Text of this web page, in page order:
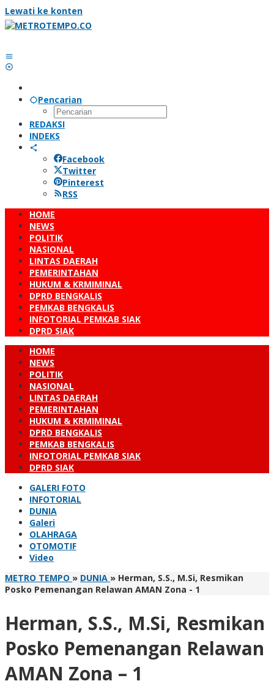
Lewati ke konten
Pencarian
REDAKSI
INDEKS
Facebook
Twitter
Pinterest
RSS
HOME
NEWS
POLITIK
NASIONAL
LINTAS DAERAH
PEMERINTAHAN
HUKUM & KRMIMINAL
DPRD BENGKALIS
PEMKAB BENGKALIS
INFOTORIAL PEMKAB SIAK
DPRD SIAK
HOME
NEWS
POLITIK
NASIONAL
LINTAS DAERAH
PEMERINTAHAN
HUKUM & KRMIMINAL
DPRD BENGKALIS
PEMKAB BENGKALIS
INFOTORIAL PEMKAB SIAK
DPRD SIAK
GALERI FOTO
INFOTORIAL
DUNIA
Galeri
OLAHRAGA
OTOMOTIF
Video
METRO TEMPO » DUNIA » Herman, S.S., M.Si, Resmikan
Posko Pemenangan Relawan AMAN Zona - 1
Herman, S.S., M.Si, Resmikan
Posko Pemenangan Relawan
AMAN Zona – 1